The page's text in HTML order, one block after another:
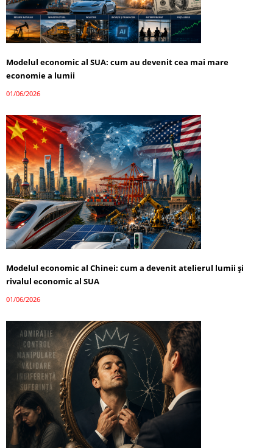
Modelul economic al SUA: cum au devenit cea mai mare
economie a lumii
01/06/2026
Modelul economic al Chinei: cum a devenit atelierul lumii și
rivalul economic al SUA
01/06/2026